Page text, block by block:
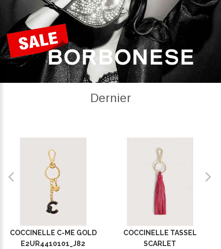
Dernier
COCCINELLE C-ME GOLD
E2UR4410101_J82
COCCINELLE TASSEL
SCARLET